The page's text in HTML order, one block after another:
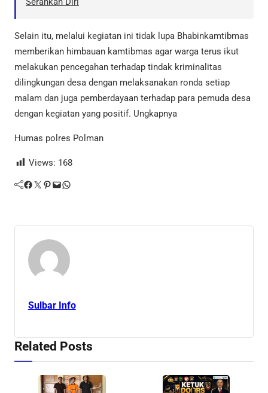
Selain itu, melalui kegiatan ini tidak lupa Bhabinkamtibmas
memberikan himbauan kamtibmas agar warga terus ikut
melakukan pencegahan terhadap tindak kriminalitas
dilingkungan desa dengan melaksanakan ronda setiap
malam dan juga pemberdayaan terhadap para pemuda desa
dengan kegiatan yang positif. Ungkapnya
Humas polres Polman
Views: 168
Facebook Twitter Pinterest Mail WhatsApp
Sulbar Info
Related Posts